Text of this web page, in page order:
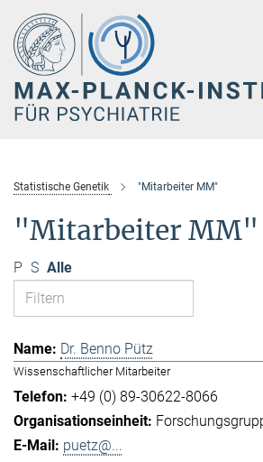
Hauptinhalt
Statistische Genetik "Mitarbeiter MM"
"Mitarbeiter MM"
P S Alle
Dr. Benno Pütz
Wissenschaftlicher Mitarbeiter
+49 (0) 89-30622-8066
puetz@...